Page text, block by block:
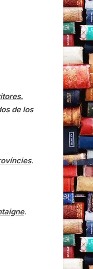
de los
.
.